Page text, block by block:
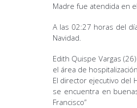
Madre fue atendida en
A las 02:27 horas del
Navidad.
Edith Quispe Vargas
el área de
El director ejecutivo del
se encuentra en
Francisco”